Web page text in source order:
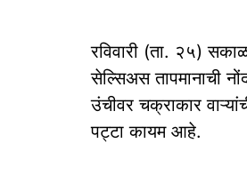
रविवारी (ता. २५)
सेल्सिअस तापमानाची
उंचीवर चक्राकार
पट्टा कायम आहे.